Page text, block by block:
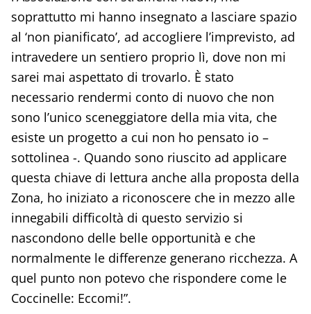
soprattutto mi hanno insegnato a lasciare spazio
al ‘non pianificato’, ad accogliere l’imprevisto, ad
intravedere un sentiero proprio lì, dove non mi
sarei mai aspettato di trovarlo. È stato
necessario rendermi conto di nuovo che non
sono l’unico sceneggiatore della mia vita, che
esiste un progetto a cui non ho pensato io –
sottolinea -. Quando sono riuscito ad applicare
questa chiave di lettura anche alla proposta della
Zona, ho iniziato a riconoscere che in mezzo alle
innegabili difficoltà di questo servizio si
nascondono delle belle opportunità e che
normalmente le differenze generano ricchezza. A
quel punto non potevo che rispondere come le
Coccinelle: Eccomi!”.